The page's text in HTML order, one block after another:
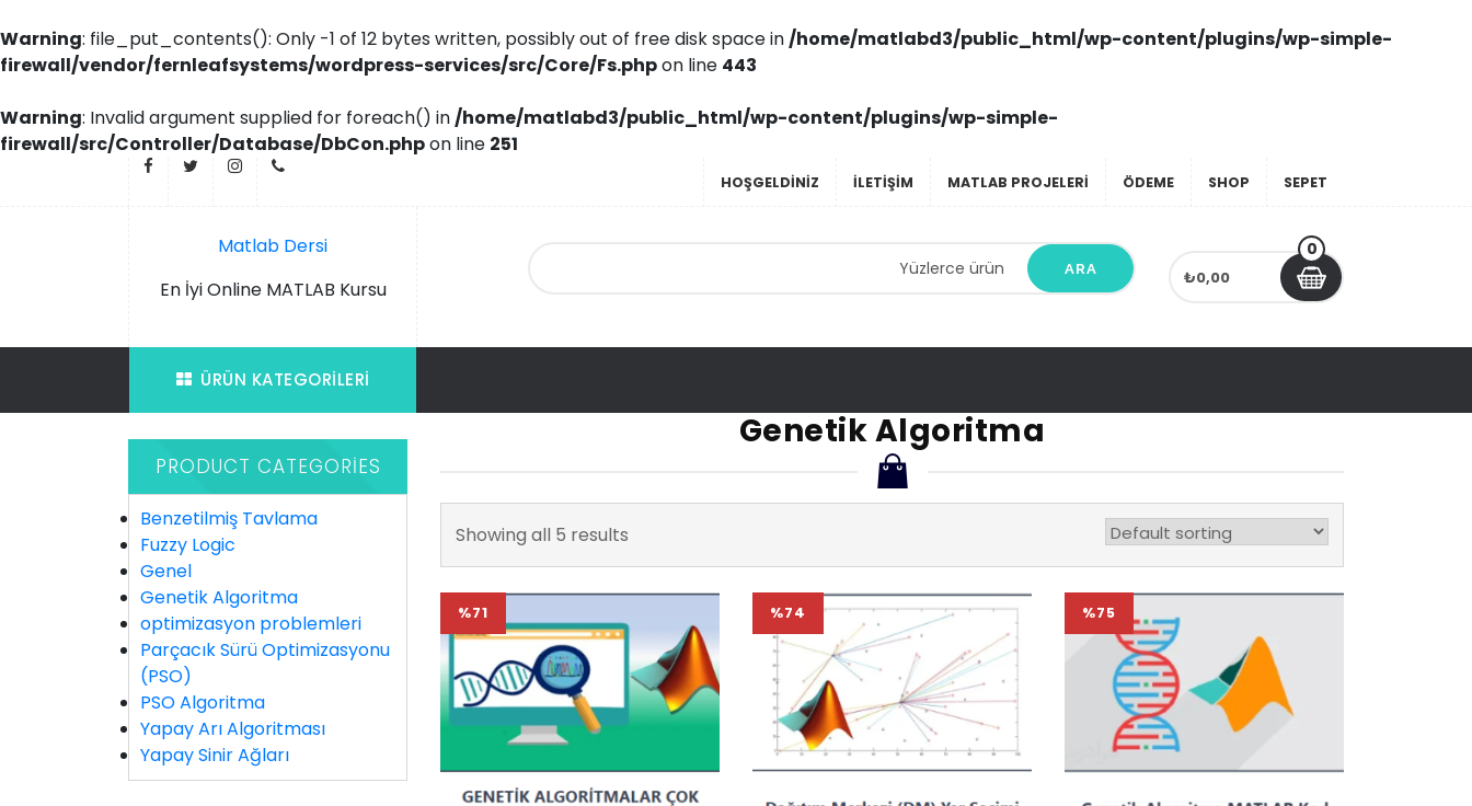
Warning: file_put_contents(): Only -1 of 12 bytes written, possibly out of free disk space in/home/matlabd3/public_html/wp-content/plugins/wp-simple-
firewall/vendor/fernleafsystems/wordpress-services/src/Core/Fs.phpon line 443
Warning: Invalid argument supplied for foreach() in/home/matlabd3/public_html/wp-content/plugins/wp-simple-
firewall/src/Controller/Database/DbCon.phpon line 251
HOŞGELDINIZ ILETIŞIM MATLAB PROJELERI ÖDEME SHOP SEPET
Matlab Dersi
En İyi Online MATLAB Kursu
ARA ₺0,00
0
ÜRÜN KATEGORILERI
PRODUCT CATEGORIES
Benzetilmiş Tavlama
Fuzzy Logic
Genel
Genetik Algoritma
optimizasyon problemleri
Parçacık Sürü Optimizasyonu
(PSO)
PSO Algoritma
Yapay Arı Algoritması
Yapay Sinir Ağları
Genetik Algoritma
Showing all 5 results
%71 %74 %75